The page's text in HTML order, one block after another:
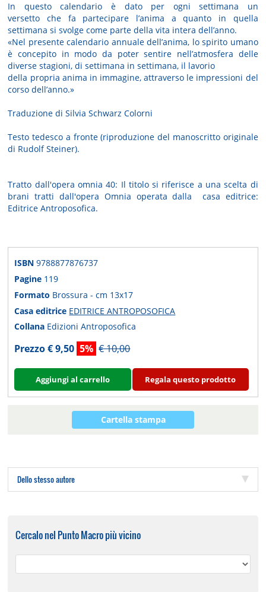
In questo calendario è dato per ogni settimana un
versetto che fa partecipare l’anima a quanto in quella
settimana si svolge come parte della vita intera dell’anno.
«Nel presente calendario annuale dell’anima, lo spirito umano
è concepito in modo da poter sentire nell’atmosfera delle
diverse stagioni, di settimana in settimana, il lavorio
della propria anima in immagine, attraverso le impressioni del
corso dell’anno.»
Traduzione di Silvia Schwarz Colorni
Testo tedesco a fronte (riproduzione del manoscritto originale
di Rudolf Steiner).
Tratto dall'opera omnia 40: Il titolo si riferisce a una scelta di
brani tratti dall'opera Omnia operata dalla casa editrice:
Editrice Antroposofica.
ISBN9788877876737
Pagine 119
Formato Brossura - cm 13x17
Casa editrice EDITRICE ANTROPOSOFICA
Collana Edizioni Antroposofica
Prezzo € 9,50 5% € 10,00
Aggiungi al carrello Regala questo prodotto
Cartella stampa
Dello stesso autore
Cercalo nel Punto Macro più vicino